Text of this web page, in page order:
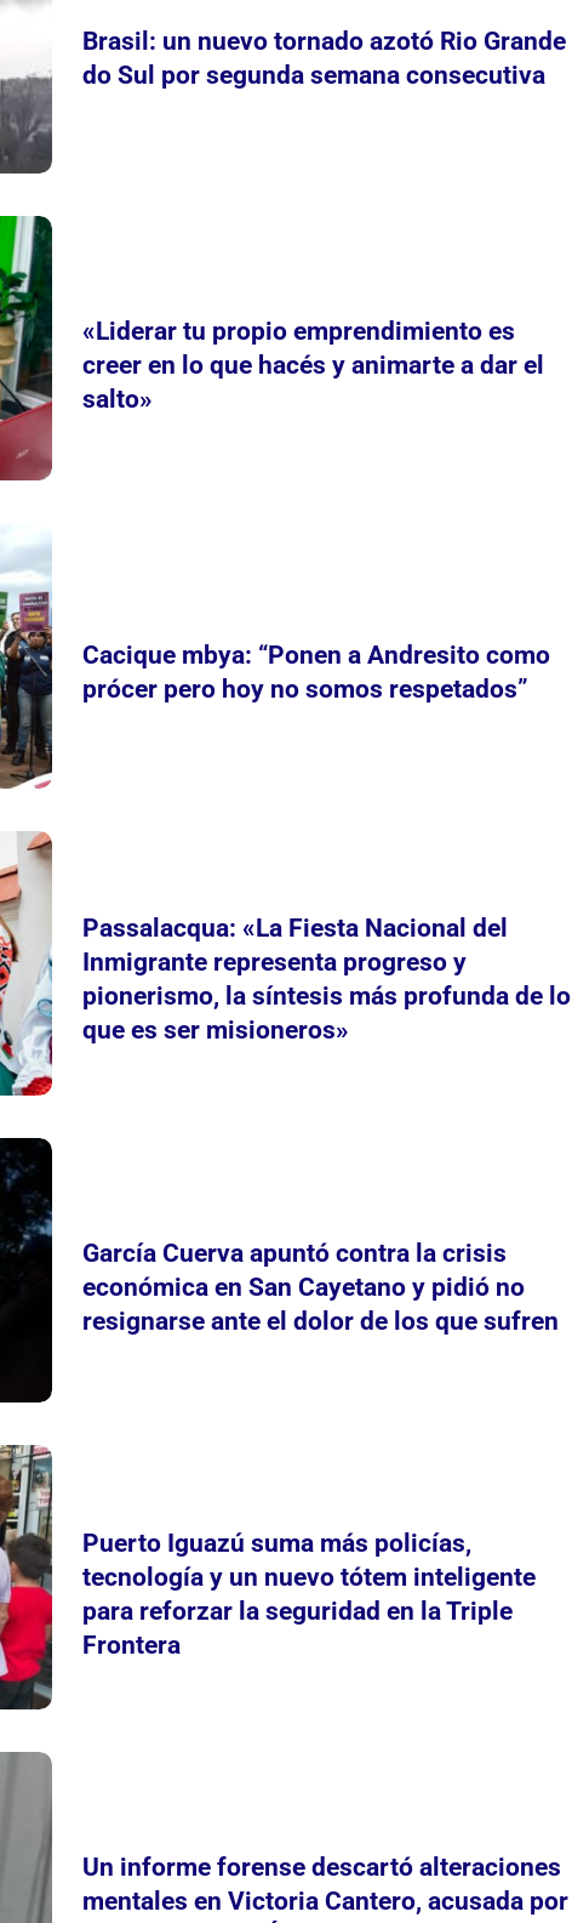
Brasil: un nuevo tornado azotó Rio Grande
do Sul por segunda semana consecutiva
«Liderar tu propio emprendimiento es
creer en lo que hacés y animarte a dar el
salto»
Cacique mbya: “Ponen a Andresito como
prócer pero hoy no somos respetados”
Passalacqua: «La Fiesta Nacional del
Inmigrante representa progreso y
pionerismo, la síntesis más profunda de lo
que es ser misioneros»
García Cuerva apuntó contra la crisis
económica en San Cayetano y pidió no
resignarse ante el dolor de los que sufren
Puerto Iguazú suma más policías,
tecnología y un nuevo tótem inteligente
para reforzar la seguridad en la Triple
Frontera
Un informe forense descartó alteraciones
mentales en Victoria Cantero, acusada por